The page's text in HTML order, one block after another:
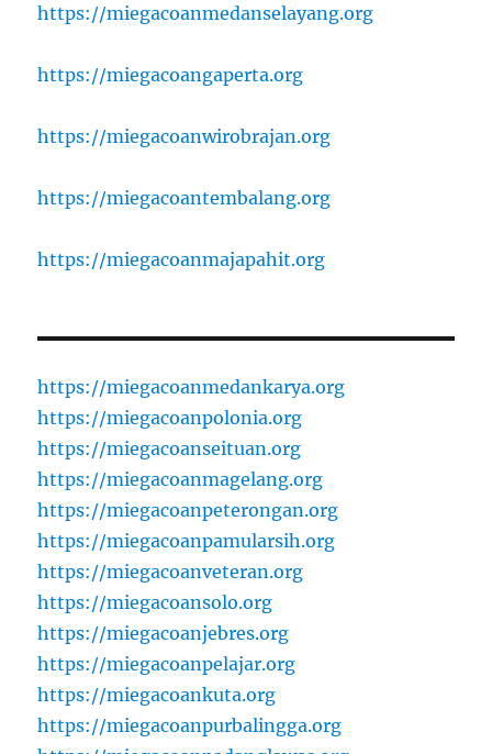
https://miegacoanmedanselayang.org
https://miegacoangaperta.org
https://miegacoanwirobrajan.org
https://miegacoantembalang.org
https://miegacoanmajapahit.org
https://miegacoanmedankarya.org
https://miegacoanpolonia.org
https://miegacoanseituan.org
https://miegacoanmagelang.org
https://miegacoanpeterongan.org
https://miegacoanpamularsih.org
https://miegacoanveteran.org
https://miegacoansolo.org
https://miegacoanjebres.org
https://miegacoanpelajar.org
https://miegacoankuta.org
https://miegacoanpurbalingga.org